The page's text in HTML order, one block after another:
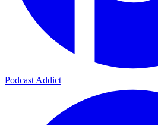
Podcast Addict